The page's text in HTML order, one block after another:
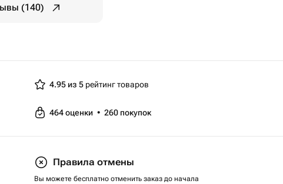
(140)
4.95 из 5 рейтинг товаров
464оценки • 260 покупок
Правила отмены
Вы можете бесплатно отменить заказ до начала